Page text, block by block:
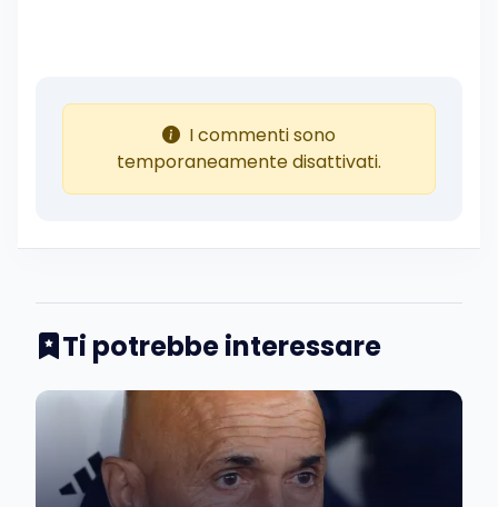
I commenti sono
temporaneamente disattivati.
Ti potrebbe interessare